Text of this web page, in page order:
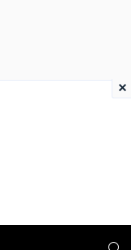
×